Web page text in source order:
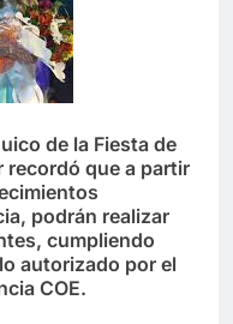
de la Fiesta de
recordó que a partir
podrán realizar
cumpliendo
autorizado por el
COE.